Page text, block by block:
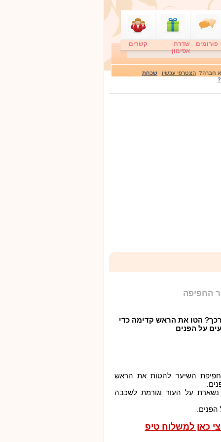
פורומים
שדרת
אסימון
קשרים
לא חברה?הצטרפי עכשיו
שכחת
החפיפה
הטו את הראש קדימה כדי
על הפנים
חפיפת השיער להטות את הראש
על העור וגורמת לשכבה
הפנים.
כאן למשלוח טיפ